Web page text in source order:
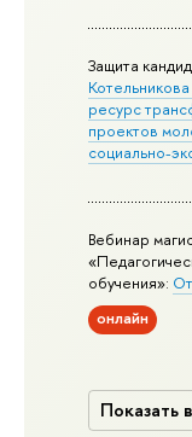
Защита
ресурс
проектов
социально-
Вебинар
обучения»:
онлайн
Показать